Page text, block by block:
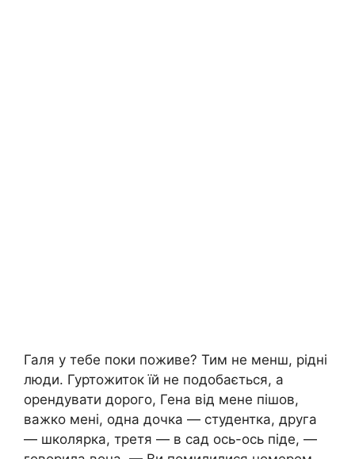
Галя у тебе поки поживе? Тим не менш, рідні
люди. Гуртожиток їй не подобається, а
орендувати дорого, Гена від мене пішов,
важко мені, одна дочка — студентка, друга
— школярка, третя — в сад ось-ось піде, —